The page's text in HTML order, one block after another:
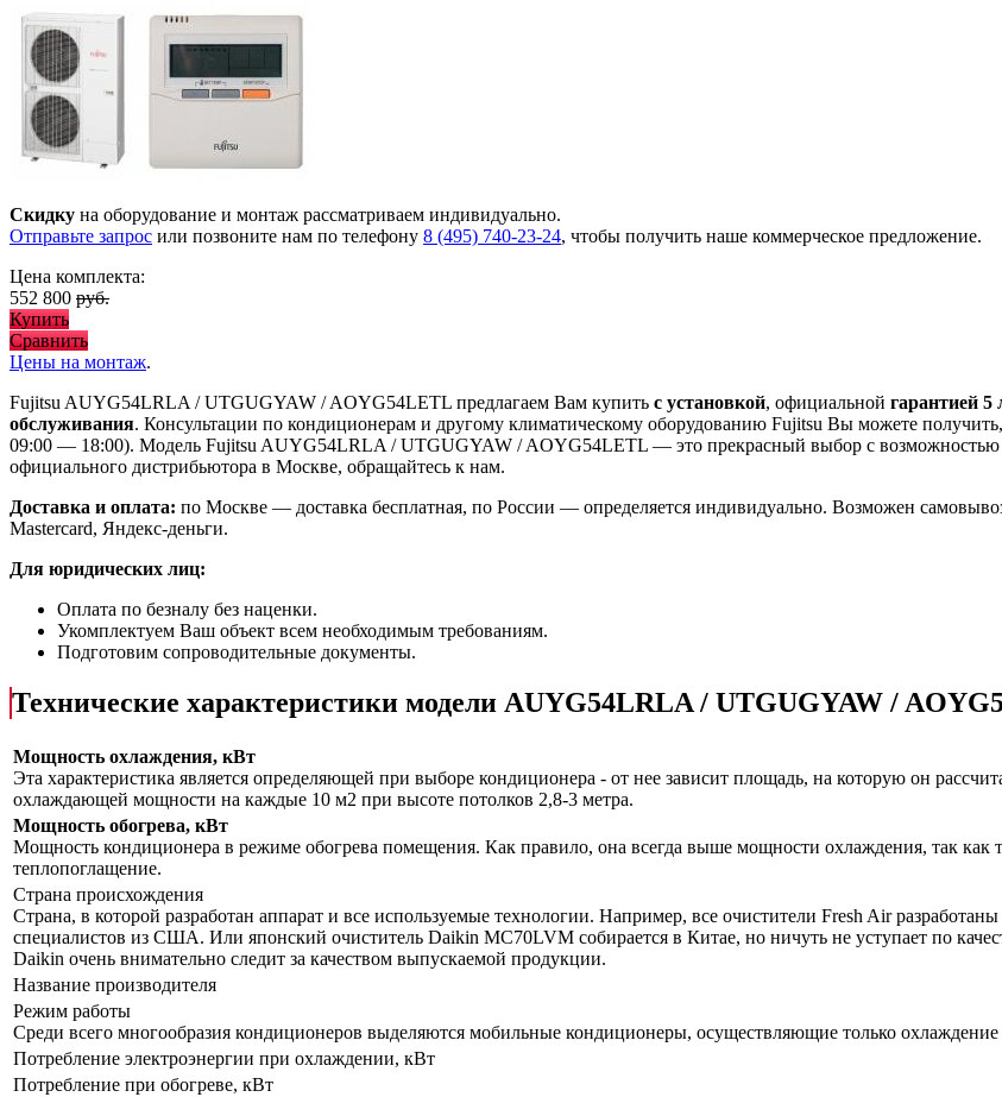
Скидку на оборудование и монтаж рассматриваем индивидуально.
Отправьте запрос или позвоните нам по телефону 8 (495) 740-23-24, чтобы получить наше коммерческое предложение.
Цена комплекта:
552 800 руб.
Купить
Сравнить
Цены на монтаж.
Fujitsu AUYG54LRLA / UTGUGYAW / AOYG54LETL предлагаем Вам купить с установкой, официальной гарантией 5
обслуживания. Консультации по кондиционерам и другому климатическому оборудованию Fujitsu Вы можете
09:00 — 18:00). Модель Fujitsu AUYG54LRLA / UTGUGYAW / AOYG54LETL — это прекрасный выбор с
официального дистрибьютора в Москве, обращайтесь к нам.
Доставка и оплата: по Москве — доставка бесплатная, по России — определяется индивидуально. Возможен
Mastercard, Яндекс-деньги.
Для юридических лиц:
Оплата по безналу без наценки.
Укомплектуем Ваш объект всем необходимым требованиям.
Подготовим сопроводительные документы.
Технические характеристики модели AUYG54LRLA / UTGUGYAW /
Мощность охлаждения, кВт
Эта характеристика является определяющей при выборе кондиционера - от нее зависит площадь, на которую он
охлаждающей мощности на каждые 10 м2 при высоте потолков 2,8-3 метра.
Мощность обогрева, кВт
Мощность кондиционера в режиме обогрева помещения. Как правило, она всегда выше мощности охлаждения, так как
теплопоглащение.
Страна происхождения
Страна, в которой разработан аппарат и все используемые технологии. Например, все очистители Fresh Air
специалистов из США. Или японский очиститель Daikin MC70LVM собирается в Китае, но ничуть не уступает по
Daikin очень внимательно следит за качеством выпускаемой продукции.
Название производителя
Режим работы
Среди всего многообразия кондиционеров выделяются мобильные кондиционеры, осуществляющие только
Потребление электроэнергии при охлаждении, кВт
Потребление при обогреве, кВт